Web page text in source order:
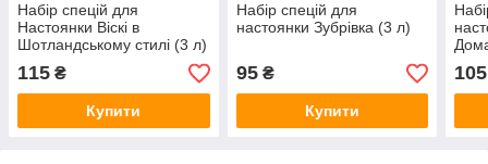
Набір спецій для
Настоянки Віскі в
Шотландському стилі (3 л)
115 ₴
Купити
Набір спецій для
настоянки Зубрівка (3 л)
95₴
Купити
105